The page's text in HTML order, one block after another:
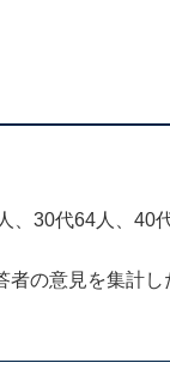
、30代64人、40
の意見を集計